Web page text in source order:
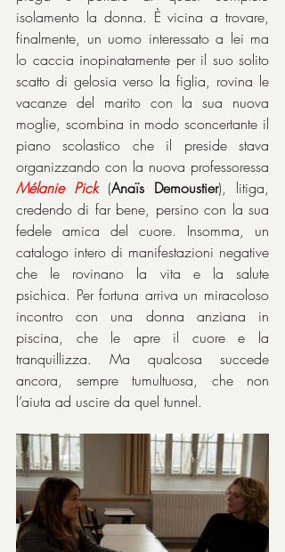
isolamento la donna. È vicina a trovare,
finalmente, un uomo interessato a lei ma
lo caccia inopinatamente per il suo solito
scatto di gelosia verso la figlia, rovina le
vacanze del marito con la sua nuova
moglie, scombina in modo sconcertante il
piano scolastico che il preside stava
Mélanie Pick (Anaïs Demoustier), litiga,
credendo di far bene, persino con la sua
fedele amica del cuore. Insomma, un
catalogo intero di manifestazioni negative
che le rovinano la vita e la salute
psichica. Per fortuna arriva un miracoloso
incontro con una donna anziana in
piscina, che le apre il cuore e la
tranquillizza. Ma qualcosa succede
ancora, sempre tumultuosa, che non
l’aiuta ad uscire da quel tunnel.